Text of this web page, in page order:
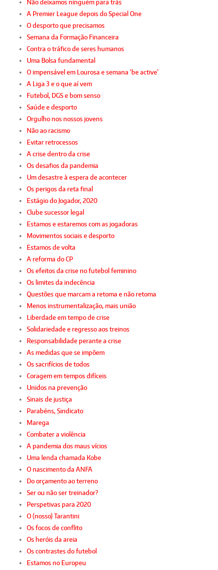
Não deixamos ninguém para trás
A Premier League depois do Special One
O desporto que precisamos
Semana da Formação Financeira
Contra o tráfico de seres humanos
Uma Bolsa fundamental
O impensável em Lourosa e semana ‘be active’
A Liga 3 e o que aí vem
Futebol, DGS e bom senso
Saúde e desporto
Orgulho nos nossos jovens
Não ao racismo
Evitar retrocessos
A crise dentro da crise
Os desafios da pandemia
Um desastre à espera de acontecer
Os perigos da reta final
Estágio do Jogador, 2020
Clube sucessor legal
Estamos e estaremos com as jogadoras
Movimentos sociais e desporto
Estamos de volta
A reforma do CP
Os efeitos da crise no futebol feminino
Os limites da indecência
Questões que marcam a retoma e não retoma
Menos instrumentalização, mais união
Liberdade em tempo de crise
Solidariedade e regresso aos treinos
Responsabilidade perante a crise
As medidas que se impõem
Os sacrifícios de todos
Coragem em tempos difíceis
Unidos na prevenção
Sinais de justiça
Parabéns, Sindicato
Marega
Combater a violência
A pandemia dos maus vícios
Uma lenda chamada Kobe
O nascimento da ANFA
Do orçamento ao terreno
Ser ou não ser treinador?
Perspetivas para 2020
O (nosso) Tarantini
Os focos de conflito
Os heróis da areia
Os contrastes do futebol
Estamos no Europeu